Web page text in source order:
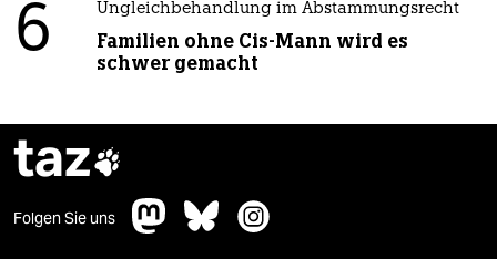
6 Ungleichbehandlung im Abstammungsrecht
Familien ohne Cis-Mann wird es
schwer gemacht
taz
Folgen Sie uns